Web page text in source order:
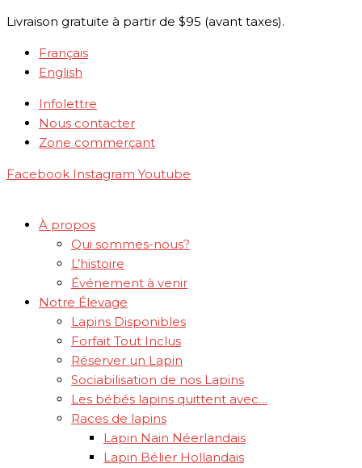
au
contenu
Livraison gratuite à partir de $95 (avant taxes).
Français
English
Infolettre
Nous contacter
Zone commerçant
Facebook Instagram Youtube
À propos
Qui sommes-nous?
L’histoire
Événement à venir
Notre Élevage
Lapins Disponibles
Forfait Tout Inclus
Réserver un Lapin
Sociabilisation de nos Lapins
Les bébés lapins quittent avec…
Races de lapins
Lapin Nain Néerlandais
Lapin Bélier Hollandais
de
Gâteries
aux
-
Oxbow